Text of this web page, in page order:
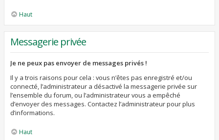
Haut
Messagerie privée
Je ne peux pas envoyer de messages privés !
Il y a trois raisons pour cela : vous n’êtes pas enregistré et/ou
connecté, l’administrateur a désactivé la messagerie privée sur
l’ensemble du forum, ou l’administrateur vous a empêché
d’envoyer des messages. Contactez l’administrateur pour plus
d’informations.
Haut